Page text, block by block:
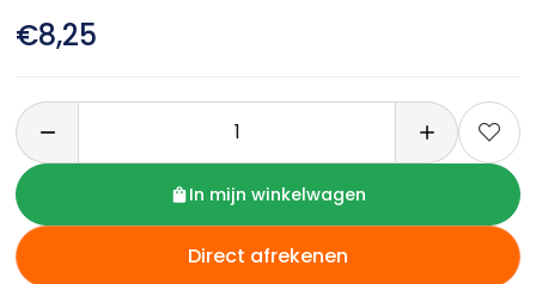
€8,25

In mijn winkelwagen
Direct afrekenen